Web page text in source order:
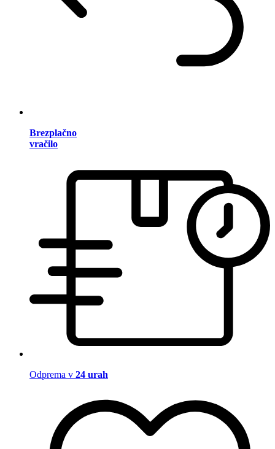
Brezplačno
vračilo
Odprema v 24 urah